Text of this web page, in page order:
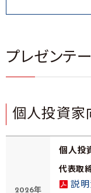
プレゼンテ
個人投資家
2026年
個人投
代表取
説